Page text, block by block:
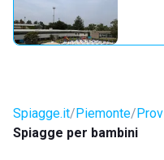
Spiagge.it Piemonte
Spiagge per bambini